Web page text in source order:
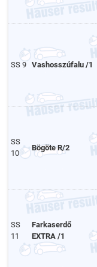
SS 9 Vashosszúfalu /1
SS
10
Bögöte R/2
SS
11
Farkaserdő
EXTRA /1